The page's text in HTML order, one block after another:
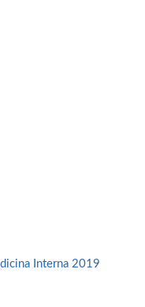
Interna 2019